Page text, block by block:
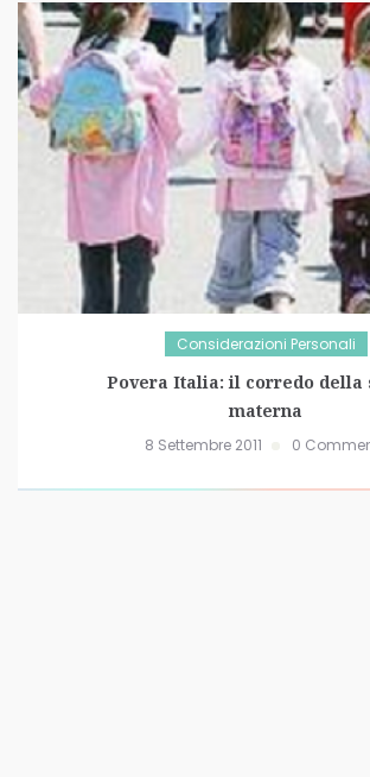
Considerazioni Personali
Povera Italia: il corredo della
materna
8 Settembre 2011 0